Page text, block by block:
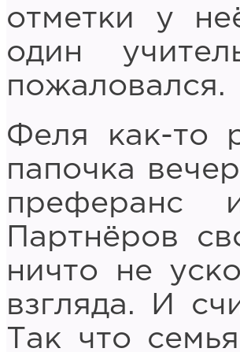
отметки у
один
пожаловался.
Феля как-то
папочка
преферанс
Партнёров
ничто не
взгляда. И
Так что